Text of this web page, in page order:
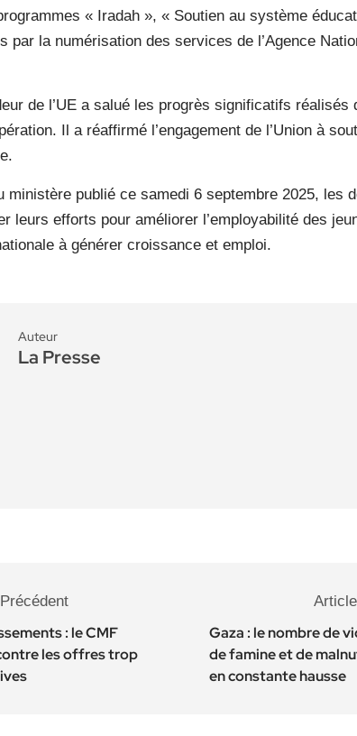
« Iradah », « Soutien au système
par la numérisation des services de l’Agence
de l’UE a salué les progrès significatifs
Il a réaffirmé l’engagement de l’Union à
ministère publié ce samedi 6 septembre 2025, les
leurs efforts pour améliorer l’employabilité des
à générer croissance et emploi.
Auteur
La Presse
: le CMF
les offres trop
Gaza : le nombre de
de famine et de
en constante hausse